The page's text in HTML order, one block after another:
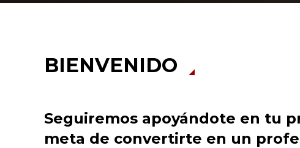
BIENVENIDO
Seguiremos apoyándote en tu
meta de convertirte en un